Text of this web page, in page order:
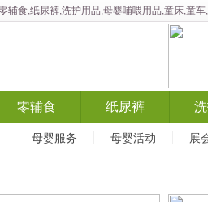
食,纸尿裤,洗护用品,母婴哺喂用品,童床,童
零辅食 纸尿裤
母婴服务 母婴活动 展